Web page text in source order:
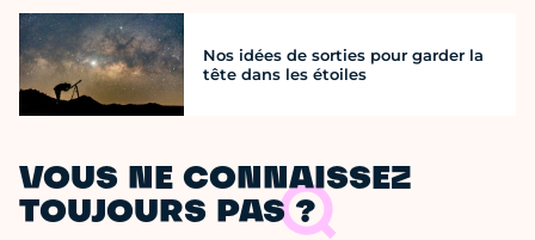
Nos idées de sorties pour garder la
tête dans les étoiles
VOUS NE CONNAISSEZ
TOUJOURS PAS ?